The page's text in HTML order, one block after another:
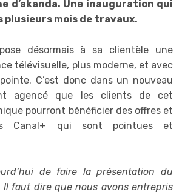
d’akanda. Une inauguration qui
mois de travaux.
désormais à sa clientèle une
télévisuelle, plus moderne, et avec
C’est donc dans un nouveau
agencé que les clients de cet
pourront bénéficier des offres et
Canal+ qui sont pointues et
de faire la présentation du
Il faut dire que nous avons entrepris